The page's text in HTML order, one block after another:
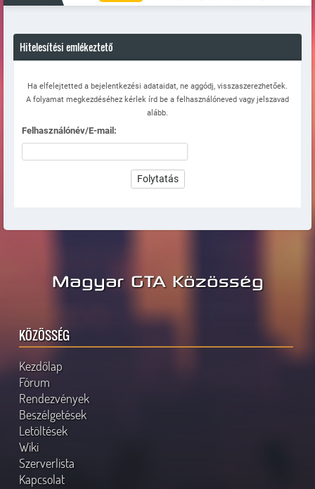
Hitelesítési emlékeztető
Ha elfelejtetted a bejelentkezési adataidat, ne aggódj, visszaszerezhetőek.
A folyamat megkezdéséhez kérlek írd be a felhasználóneved vagy jelszavad
alább.
Felhasználónév/E-mail:
Magyar GTA Közösség
KÖZÖSSÉG
Kezdőlap
Fórum
Rendezvények
Beszélgetések
Letöltések
Wiki
Szerverlista
Kapcsolat